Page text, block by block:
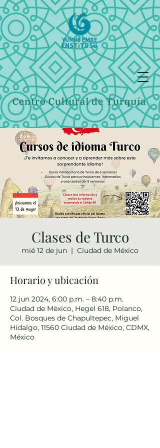
Clases de Turco
mié 12 de jun
  |
Ciudad de México
Horario y ubicación
12 jun 2024, 6:00 p.m. – 8:40 p.m.
Ciudad de México, Hegel 618, Polanco,
Col. Bosques de Chapultepec, Miguel
Hidalgo, 11560 Ciudad de México, CDMX,
México